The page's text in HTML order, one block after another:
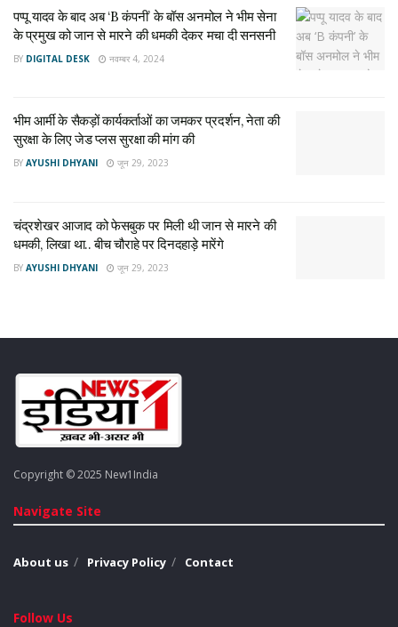
पप्पू यादव के बाद अब ‘B कंपनी’ के बॉस अनमोल ने भीम सेना
के प्रमुख को जान से मारने की धमकी देकर मचा दी सनसनी
BY DIGITAL DESK नवम्बर 4, 2024
भीम आर्मी के सैकड़ों कार्यकर्ताओं का जमकर प्रदर्शन, नेता की
सुरक्षा के लिए जेड प्लस सुरक्षा की मांग की
BY AYUSHI DHYANI जून 29, 2023
चंद्रशेखर आजाद को फेसबुक पर मिली थी जान से मारने की
धमकी, लिखा था.. बीच चौराहे पर दिनदहाड़े मारेंगे
BY AYUSHI DHYANI जून 29, 2023
Copyright © 2025 New1India
Navigate Site
About us Privacy Policy Contact
Follow Us